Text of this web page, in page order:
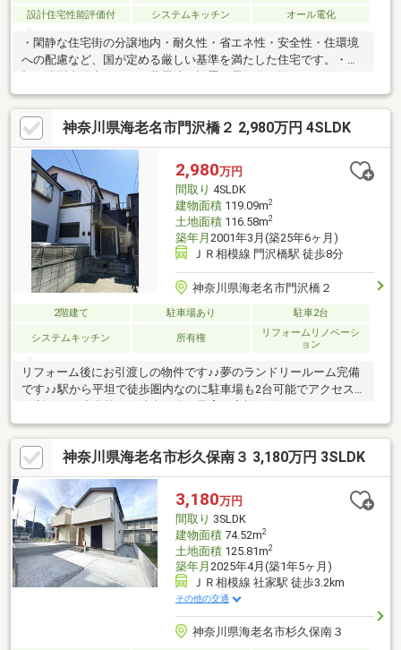
設計住宅性能評価付
システムキッチン オール電化
・閑静な住宅街の分譲地内・耐久性・省エネ性・安全性・住環境
への配慮など、国が定める厳しい基準を満たした住宅です。・屋
いただけます。・高性能換気システムも設置で24時間すごしやす
いの住まい環境を維持できます。
神奈川県海老名市門沢橋２ 2,980万円 4SLDK
2,980万円
間取り 4SLDK
建物面積119.09m2
土地面積116.58m2
築年月 2001年3月(築25年6ヶ月)
ＪＲ相模線 門沢橋駅 徒歩8分
神奈川県海老名市門沢橋２
2階建て 駐車場あり 駐車2台
システムキッチン 所有権
リフォームリノベーシ
ョン
リフォーム後にお引渡しの物件です♪♪夢のランドリールーム完備
です♪♪駅から平坦で徒歩圏内なのに駐車場も2台可能でアクセス
便利です♪♪小学校まで徒歩５分、子育て家族に嬉しいロケーショ
ンです♪♪
神奈川県海老名市杉久保南３ 3,180万円 3SLDK
3,180万円
間取り 3SLDK
建物面積74.52m2
土地面積125.81m2
築年月 2025年4月(築1年5ヶ月)
ＪＲ相模線 社家駅 徒歩3.2km
その他の交通
神奈川県海老名市杉久保南３